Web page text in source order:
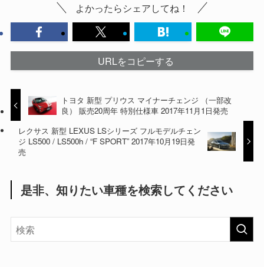
よかったらシェアしてね！
URLをコピーする
トヨタ 新型 プリウス マイナーチェンジ （一部改
良） 販売20周年 特別仕様車 2017年11月1日発売
レクサス 新型 LEXUS LSシリーズ フルモデルチェン
ジ LS500 / LS500h / “F SPORT” 2017年10月19日発
売
是非、知りたい車種を検索してください